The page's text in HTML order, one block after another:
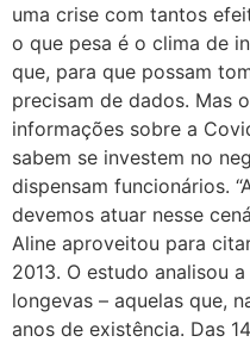
uma crise com tantos
o que pesa é o clima de
que, para que possam
precisam de dados. Mas
informações sobre a
sabem se investem no
dispensam funcionários.
devemos atuar nesse
Aline aproveitou para
2013. O estudo analisou
longevas – aquelas que,
anos de existência. Das